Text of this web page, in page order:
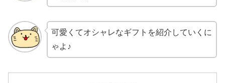
可愛くてオシャレなギフトを紹介していくに
ゃよ♪